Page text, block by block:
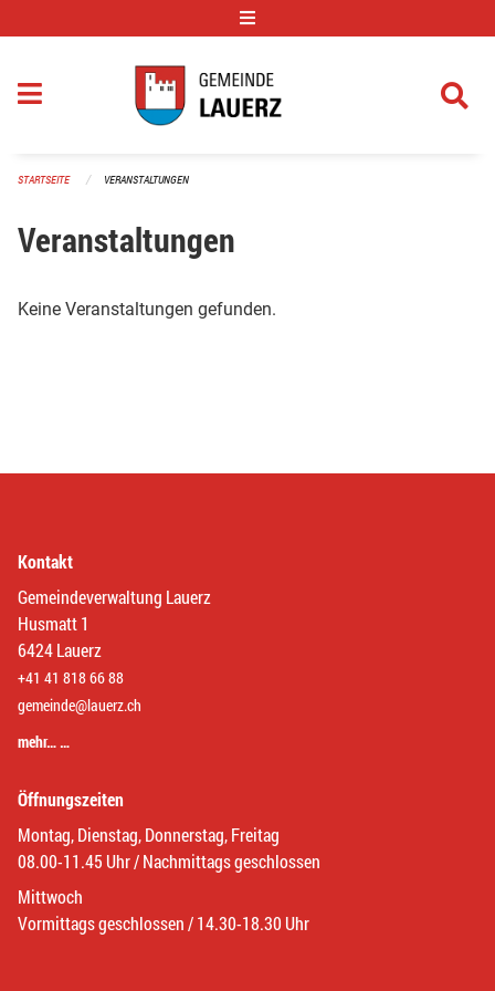
STARTSEITE VERANSTALTUNGEN
Veranstaltungen
Keine Veranstaltungen gefunden.
Kontakt
Gemeindeverwaltung Lauerz
Husmatt 1
6424 Lauerz
+41 41 818 66 88
gemeinde@lauerz.ch
mehr… …
Öffnungszeiten
Montag, Dienstag, Donnerstag, Freitag
08.00-11.45 Uhr / Nachmittags geschlossen
Mittwoch
Vormittags geschlossen / 14.30-18.30 Uhr